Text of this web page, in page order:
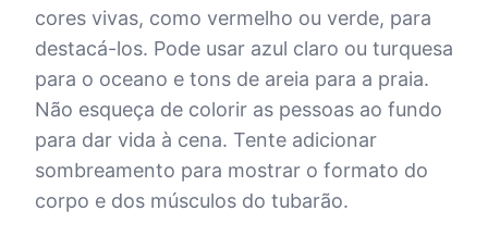
cores vivas, como vermelho ou verde, para
destacá-los. Pode usar azul claro ou turquesa
para o oceano e tons de areia para a praia.
Não esqueça de colorir as pessoas ao fundo
para dar vida à cena. Tente adicionar
sombreamento para mostrar o formato do
corpo e dos músculos do tubarão.